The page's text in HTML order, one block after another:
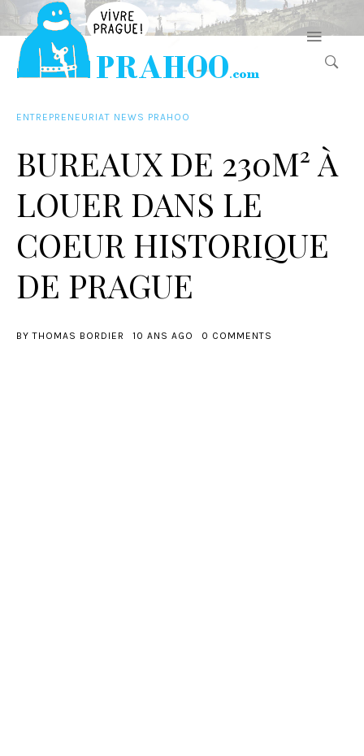
ENTREPRENEURIAT NEWS PRAHOO
BUREAUX DE 230M² À
LOUER DANS LE
COEUR HISTORIQUE
DE PRAGUE
BYTHOMAS BORDIER 10 ANS AGO 0 COMMENTS